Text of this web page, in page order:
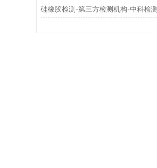
硅橡胶检测-第三方检测机构-中科检测